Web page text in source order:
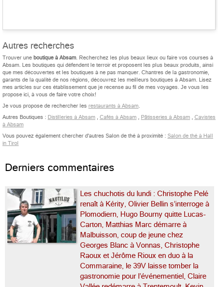
Autres recherches
Trouver une boutique à Absam. Recherchez les plus beaux lieux ou faire vos courses à
Absam. Les boutiques qui défendent le terroir et proposent les plus beaux produits, ainsi
que mes découvertes et les boutiques à ne pas manquer. Chantres de la gastronomie,
garants de la qualité de nos régions, découvrez les meilleurs boutiques à Absam. Lisez
mes articles sur ces établissement que je recense au fil de mes voyages. Je vous les
propose ici, à vous de faire votre choix!
Je vous propose de rechercher les restaurants à Absam.
Autres Boutiques : Distilleries à Absam , Cafés à Absam , Pâtisseries à Absam , Cavistes
à Absam
Vous pouvez également chercher d'autres Salon de thé à proximité : Salon de thé à Hall
in Tirol
Derniers commentaires
Les chuchotis du lundi : Christophe Pelé
renaît à Kérity, Olivier Bellin s’interroge à
Plomodiern, Hugo Bourny quitte Lucas-
Carton, Matthias Marc démarre à
Malbuisson, coup de jeune chez
Georges Blanc à Vonnas, Christophe
Raoux et Jérôme Rioux en duo à la
Commaraine, le 39V laisse tomber la
gastronomie pour l’événementiel, Claire